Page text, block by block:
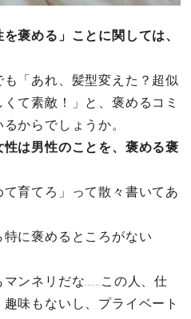
褒める」ことに関しては、
「あれ、髪型変えた？超似
て素敵！」と、褒めるコミ
からでしょうか。
は男性のことを、褒める褒
育てろ」って散々書いてあ
に褒めるところがない
ンネリだな……この人、仕
味もないし、プライベート